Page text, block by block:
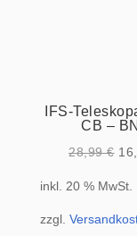
IFS-
CB –
28,99€
inkl. 20 % MwSt.
zzgl.